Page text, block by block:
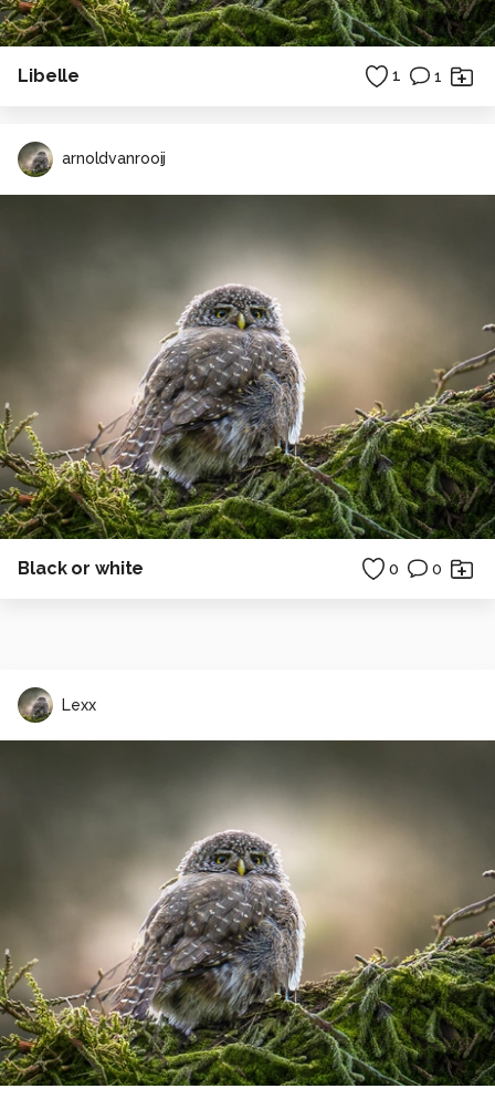
Libelle 1 1
arnoldvanrooij
Black or white 0 0
Lexx